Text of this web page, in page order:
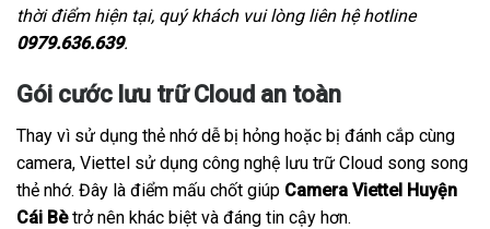
thời điểm hiện tại, quý khách vui lòng liên hệ hotline
0979.636.639.
Gói cước lưu trữ Cloud an toàn
Thay vì sử dụng thẻ nhớ dễ bị hỏng hoặc bị đánh cắp cùng
camera, Viettel sử dụng công nghệ lưu trữ Cloud song song
thẻ nhớ. Đây là điểm mấu chốt giúp Camera Viettel Huyện
Cái Bètrở nên khác biệt và đáng tin cậy hơn.